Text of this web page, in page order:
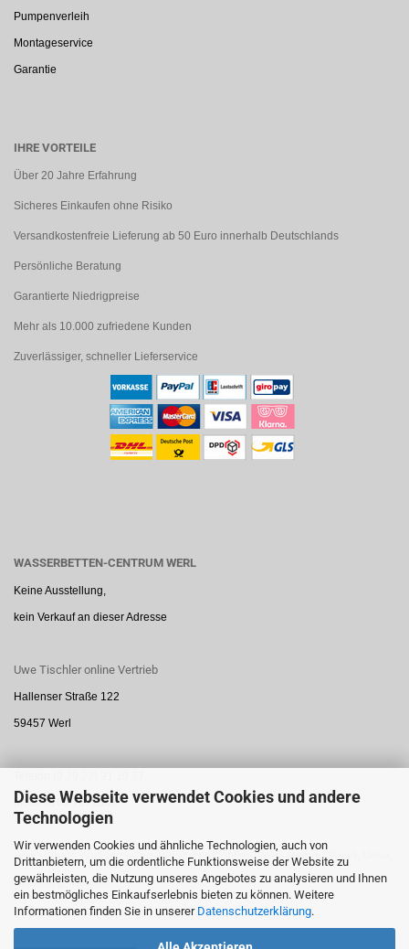
Diese Webseite verwendet Cookies und andere
Technologien
Wir verwenden Cookies und ähnliche Technologien, auch von
Drittanbietern, um die ordentliche Funktionsweise der Website zu
gewährleisten, die Nutzung unseres Angebotes zu analysieren und Ihnen
ein bestmögliches Einkaufserlebnis bieten zu können. Weitere
Informationen finden Sie in unserer Datenschutzerklärung.
Pumpenverleih
Montageservice
Garantie
IHRE VORTEILE
Über 20 Jahre Erfahrung
Sicheres Einkaufen ohne Risiko
Versandkostenfreie Lieferung ab 50 Euro innerhalb Deutschlands
Persönliche Beratung
Garantierte Niedrigpreise
Mehr als 10.000 zufriedene Kunden
Zuverlässiger, schneller Lieferservice
WASSERBETTEN-CENTRUM WERL
Keine Ausstellung,
kein Verkauf an dieser Adresse
Uwe Tischler online Vertrieb
Hallenser Straße 122
59457 Werl
Mobil 0160 7872888
Wasserbett, Wasserbetten, Wasserbett online, Werl, Hamm,
Arnsberg, Menden